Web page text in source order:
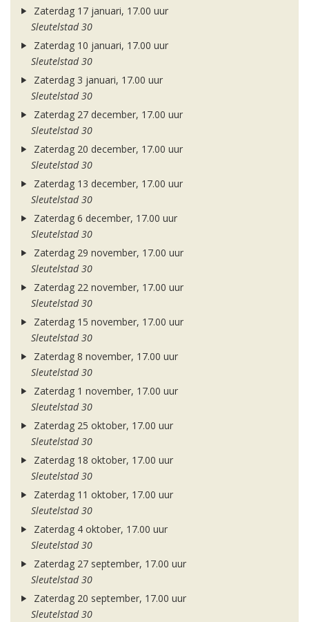
Zaterdag 17 januari, 17.00 uur
Sleutelstad 30
Zaterdag 10 januari, 17.00 uur
Sleutelstad 30
Zaterdag 3 januari, 17.00 uur
Sleutelstad 30
Zaterdag 27 december, 17.00 uur
Sleutelstad 30
Zaterdag 20 december, 17.00 uur
Sleutelstad 30
Zaterdag 13 december, 17.00 uur
Sleutelstad 30
Zaterdag 6 december, 17.00 uur
Sleutelstad 30
Zaterdag 29 november, 17.00 uur
Sleutelstad 30
Zaterdag 22 november, 17.00 uur
Sleutelstad 30
Zaterdag 15 november, 17.00 uur
Sleutelstad 30
Zaterdag 8 november, 17.00 uur
Sleutelstad 30
Zaterdag 1 november, 17.00 uur
Sleutelstad 30
Zaterdag 25 oktober, 17.00 uur
Sleutelstad 30
Zaterdag 18 oktober, 17.00 uur
Sleutelstad 30
Zaterdag 11 oktober, 17.00 uur
Sleutelstad 30
Zaterdag 4 oktober, 17.00 uur
Sleutelstad 30
Zaterdag 27 september, 17.00 uur
Sleutelstad 30
Zaterdag 20 september, 17.00 uur
Sleutelstad 30